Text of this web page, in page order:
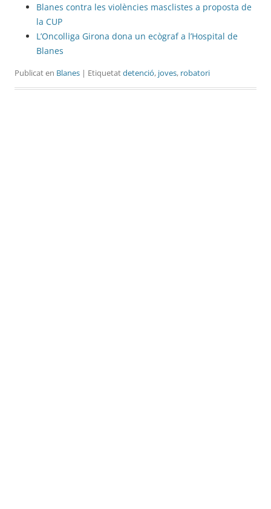
Blanes contra les violències masclistes a proposta de
la CUP
L’Oncolliga Girona dona un ecògraf a l’Hospital de
Blanes
Publicat en Blanes | Etiquetatdetenció, joves, robatori